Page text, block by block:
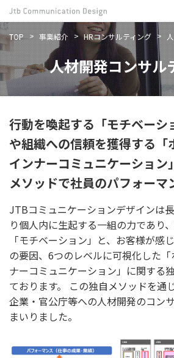
TOP 事業紹介 HRコンサルティング
人材開発コンサル
行動を喚起する「モチベーシ
や組織への信頼を獲得する「
インナーコミュニケーション
メソッドで社員のパフォーマ
JTBコミュニケーションデザインは
り個人内に生起する一組の力であり
「モチベーション」と、お客様が感
の要因、6つのレベルに可視化した
ナーコミュニケーション」に関する
ております。 この独自メソッドを通
企業・官公庁等への人材開発のコン
まいりました。